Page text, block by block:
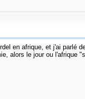
en afrique, et j'ai
alors le jour ou